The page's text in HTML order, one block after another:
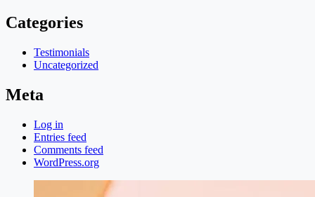
Categories
Testimonials
Uncategorized
Meta
Log in
Entries feed
Comments feed
WordPress.org